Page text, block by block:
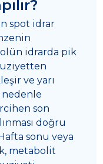
spot idrar
idrarda pik
ve yarı
nedenle
son
doğru
sonu veya
metabolit